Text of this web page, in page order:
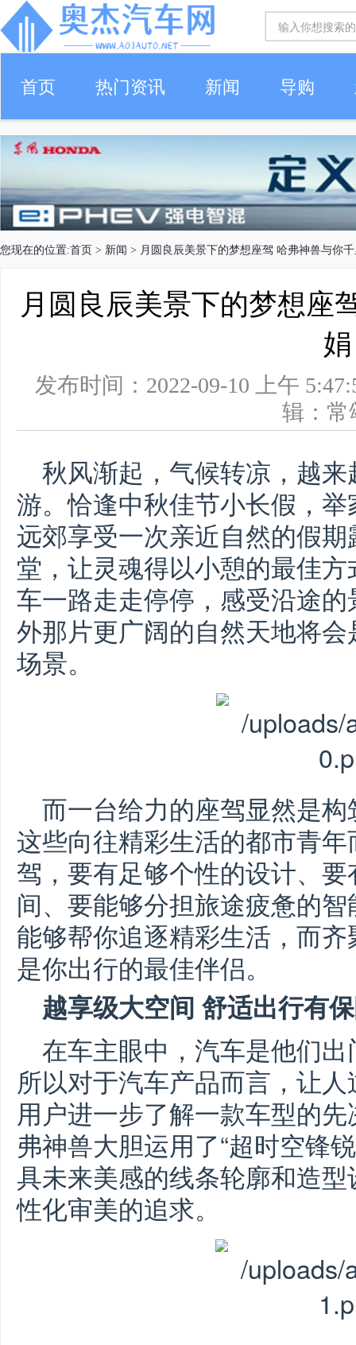
首页 热门资讯 新闻 导购
您现在的位置:首页 > 新闻 > 月圆良辰美景下的梦想座驾 哈弗神兽与你
月圆良辰美景下的梦想座
娟
发布时间：2022-09-10 上午
辑：
秋风渐起，气候转凉，越
游。恰逢中秋佳节小长假，
远郊享受一次亲近自然的假
堂，让灵魂得以小憩的最佳
车一路走走停停，感受沿途
外那片更广阔的自然天地将
场景。
而一台给力的座驾显然是
这些向往精彩生活的都市青
驾，要有足够个性的设计、
间、要能够分担旅途疲惫的
能够帮你追逐精彩生活，而
是你出行的最佳伴侣。
越享级大空间 舒适出行有
在车主眼中，汽车是他们出
所以对于汽车产品而言，让
用户进一步了解一款车型的
弗神兽大胆运用了“超时空锋
具未来美感的线条轮廓和造
性化审美的追求。